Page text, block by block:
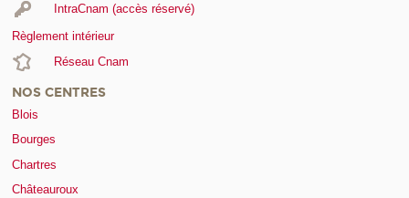
IntraCnam (accès réservé)
Règlement intérieur
Réseau Cnam
NOS CENTRES
Blois
Bourges
Chartres
Châteauroux